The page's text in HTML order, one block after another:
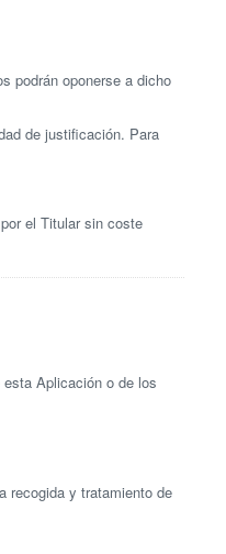
podrán oponerse a dicho
de justificación. Para
el Titular sin coste
Aplicación o de los
recogida y tratamiento de